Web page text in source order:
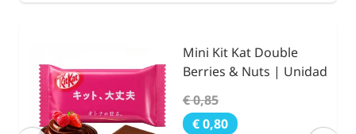
Mini Kit Kat Double
Berries & Nuts | Unidad
€ 0,85
€ 0,80